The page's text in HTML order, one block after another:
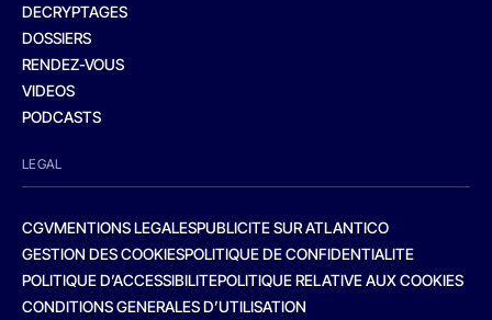
DECRYPTAGES
DOSSIERS
RENDEZ-VOUS
VIDEOS
PODCASTS
LEGAL
CGVMENTIONS LEGALESPUBLICITE SUR ATLANTICO
GESTION DES COOKIESPOLITIQUE DE CONFIDENTIALITE
POLITIQUE D’ACCESSIBILITEPOLITIQUE RELATIVE AUX COOKIES
CONDITIONS GENERALES D’UTILISATION